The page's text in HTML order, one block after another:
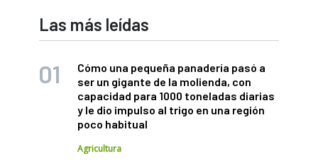
Las más leídas
Cómo una pequeña panadería pasó a
ser un gigante de la molienda, con
capacidad para 1000 toneladas diarias
y le dio impulso al trigo en una región
poco habitual
Agricultura